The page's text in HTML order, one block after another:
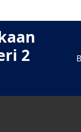
2